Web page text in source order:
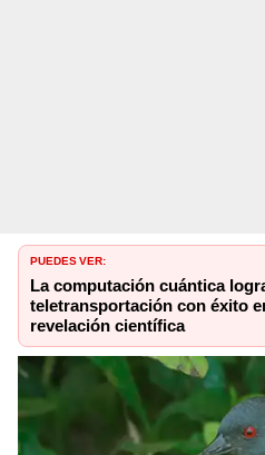
PUEDES VER:
La computación cuántica
teletransportación con éxito
revelación científica